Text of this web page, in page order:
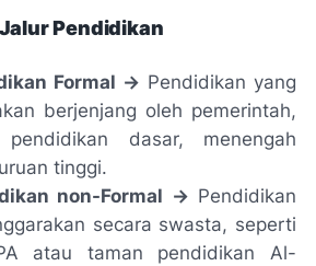
Pendidikan
Formal -> Pendidikan yang
berjenjang oleh pemerintah,
dasar, menengah
tinggi.
non-Formal -> Pendidikan
secara swasta, seperti
atau taman pendidikan Al-